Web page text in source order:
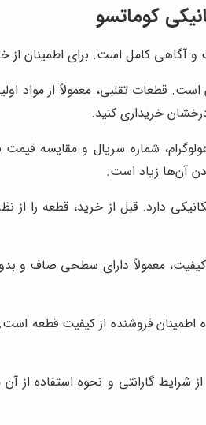
کوماتسو
کامل است. برای اطمینان از
قطعات تقلبی، معمولاً از مواد
خریداری کنید.
شماره سریال و مقایسه قیمت
آن‌ها زیاد است.
دارد. قبل از خرید، قطعه را
معمولاً دارای سطحی صاف و
اطمینان فروشنده از کیفیت قطعه
شرایط گارانتی و نحوه استفاده از